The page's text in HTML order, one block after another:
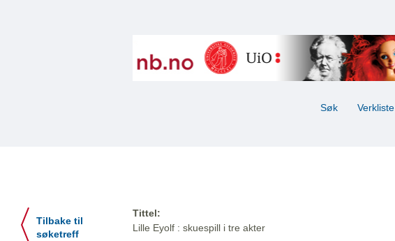
Søk Verkliste
Tilbake til
søketreff
Tittel:
Lille Eyolf : skuespill i tre akter